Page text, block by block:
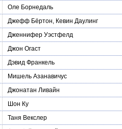
Оле Борнедаль
Джефф Бёртон, Кевин Даулинг
Дженнифер Уэстфелд
Джон Огаст
Дэвид Франкель
Мишель Азанавичус
Джонатан Ливайн
Шон Ку
Таня Векслер